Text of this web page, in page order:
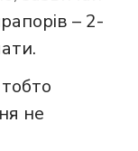
– 2-
не